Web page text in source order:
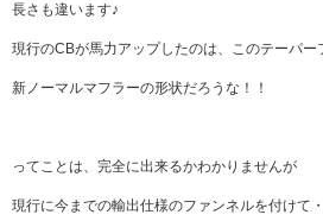
長さも違います♪
現行のCBが馬力アップしたのは、このテーパー
新ノーマルマフラーの形状だろうな！！
ってことは、完全に出来るかわかりませんが
現行に今までの輸出仕様のファンネルを付けて・